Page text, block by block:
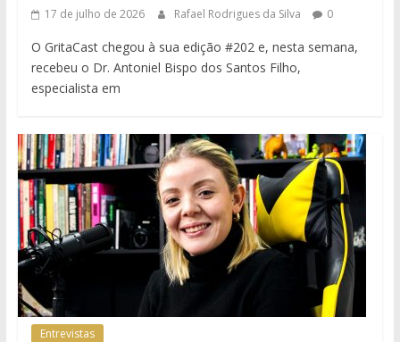
17 de julho de 2026 Rafael Rodrigues da Silva 0
O GritaCast chegou à sua edição #202 e, nesta semana,
recebeu o Dr. Antoniel Bispo dos Santos Filho,
especialista em
Entrevistas